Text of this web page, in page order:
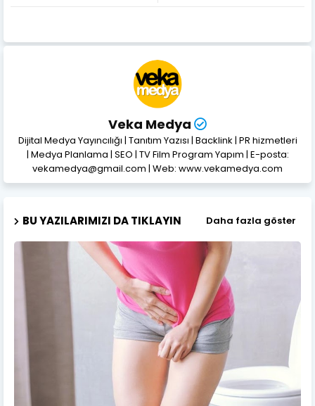
Veka Medya
Dijital Medya Yayıncılığı | Tanıtım Yazısı | Backlink | PR hizmetleri
| Medya Planlama | SEO | TV Film Program Yapım | E-posta:
vekamedya@gmail.com | Web: www.vekamedya.com
BU YAZILARIMIZI DA TIKLAYIN Daha fazla göster